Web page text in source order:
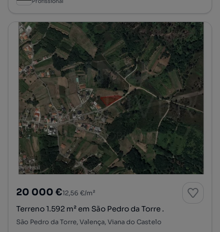
20 000 €12,56 €/m²
Terreno 1.592 m² em São Pedro da Torre .
São Pedro da Torre, Valença, Viana do Castelo